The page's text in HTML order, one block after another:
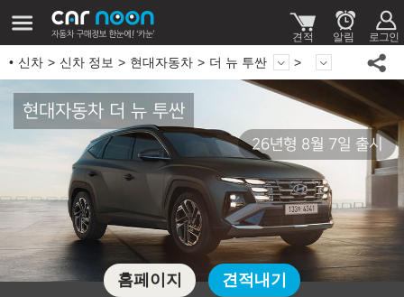
신차 신차 정보 현대자동차 더 뉴 투싼
현대자동차 더 뉴 투싼
26년형 8월 7일 출시
홈페이지 견적내기